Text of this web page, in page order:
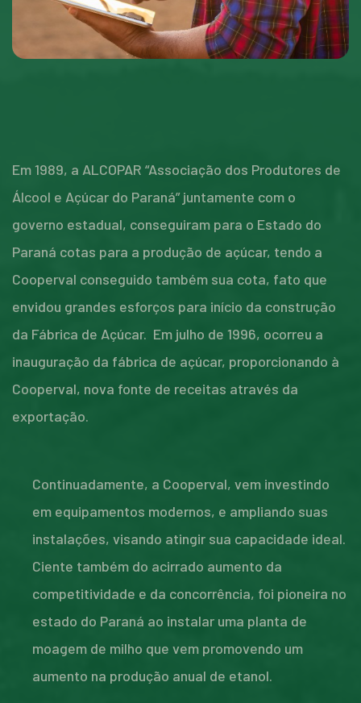
Em 1989, a ALCOPAR “Associação dos Produtores de
Álcool e Açúcar do Paraná” juntamente com o
governo estadual, conseguiram para o Estado do
Paraná cotas para a produção de açúcar, tendo a
Cooperval conseguido também sua cota, fato que
envidou grandes esforços para início da construção
da Fábrica de Açúcar. Em julho de 1996, ocorreu a
inauguração da fábrica de açúcar, proporcionando à
Cooperval, nova fonte de receitas através da
exportação.
Continuadamente, a Cooperval, vem investindo
em equipamentos modernos, e ampliando suas
instalações, visando atingir sua capacidade ideal.
Ciente também do acirrado aumento da
competitividade e da concorrência, foi pioneira no
estado do Paraná ao instalar uma planta de
moagem de milho que vem promovendo um
aumento na produção anual de etanol.